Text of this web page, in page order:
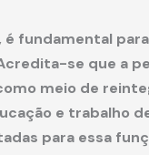
fundamental
se que a
meio de
e trabalho
para essa